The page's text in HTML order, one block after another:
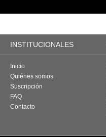
INSTITUCIONALES
Inicio
Quiénes somos
Suscripción
FAQ
Contacto